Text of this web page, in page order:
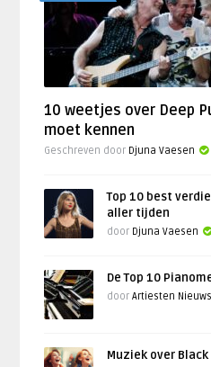
10 weetjes over Deep
moet kennen
Geschreven door Djuna Vaesen
Top 10 best
aller tijden
door Djuna Vaesen
De Top 10
doorArtiesten Nieuws
Muziek over